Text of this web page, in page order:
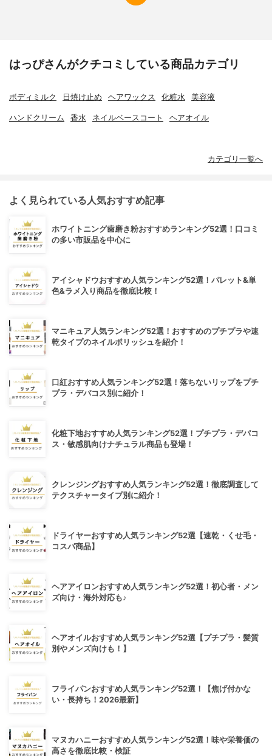
はっぴさんがクチコミしている商品カテゴリ
ボディミルク 日焼け止め ヘアワックス 化粧水 美容液
ハンドクリーム 香水 ネイルベースコート ヘアオイル
カテゴリ一覧へ
よく見られている人気おすすめ記事
ホワイトニング歯磨き粉おすすめランキング52選！口コミ
の多い市販品を中心に
アイシャドウおすすめ人気ランキング52選！パレット&単
色&ラメ入り商品を徹底比較！
マニキュア人気ランキング52選！おすすめのプチプラや速
乾タイプのネイルポリッシュを紹介！
口紅おすすめ人気ランキング52選！落ちないリップをプチ
プラ・デパコス別に紹介！
化粧下地おすすめ人気ランキング52選！プチプラ・デパコ
ス・敏感肌向けナチュラル商品も登場！
クレンジングおすすめ人気ランキング52選！徹底調査して
テクスチャータイプ別に紹介！
ドライヤーおすすめ人気ランキング52選【速乾・くせ毛・
コスパ商品】
ヘアアイロンおすすめ人気ランキング52選！初心者・メン
ズ向け・海外対応も♪
ヘアオイルおすすめ人気ランキング52選【プチプラ・髪質
別やメンズ向けも！】
フライパンおすすめ人気ランキング52選！【焦げ付かな
い・長持ち！2026最新】
マヌカハニーおすすめ人気ランキング52選！味や栄養価の
高さを徹底比較・検証